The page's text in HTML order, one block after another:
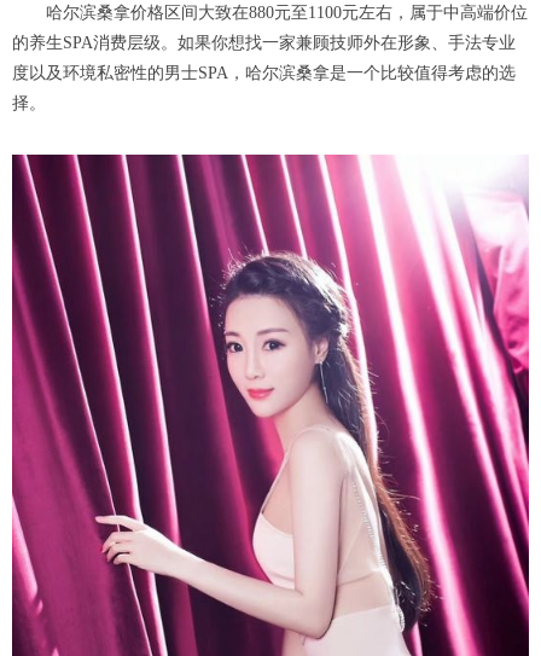
哈尔滨桑拿价格区间大致在880元至1100元左右，属于中高端价位
的养生SPA消费层级。如果你想找一家兼顾技师外在形象、手法专业
度以及环境私密性的男士SPA，哈尔滨桑拿是一个比较值得考虑的选
择。